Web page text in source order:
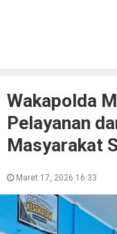
Wakapolda
Pelayanan
Masyarakat
Maret 17, 2026 16:33